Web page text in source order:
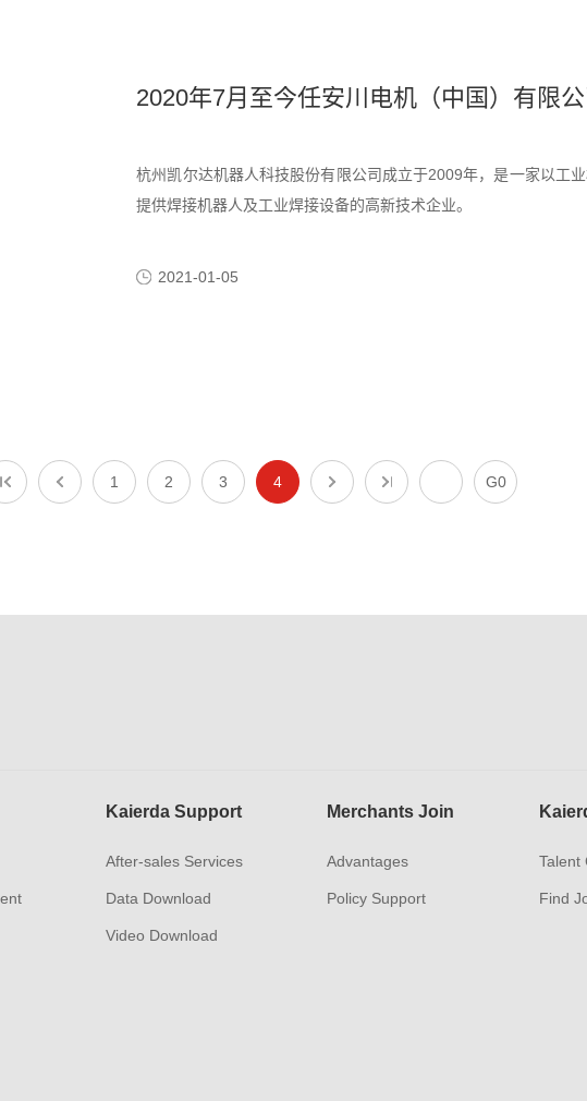
2020年7月至今任安川电机（中国）有限
杭州凯尔达机器人科技股份有限公司成立于2009年，是一家以工
提供焊接机器人及工业焊接设备的高新技术企业。
2021-01-05
1 2 3 4 G0
Kaierda Support
After-sales Services
Data Download
Video Download
Merchants Join
Advantages
Policy Support
Talent
Find